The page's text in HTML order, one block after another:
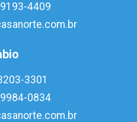
4409
3301
0834